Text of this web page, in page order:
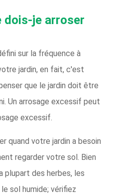
dois-je arroser
sur la fréquence à
jardin, en fait, c'est
que le jardin doit être
Un arrosage excessif peut
excessif.
quand votre jardin a besoin
regarder votre sol. Bien
plupart des herbes, les
sol humide; vérifiez